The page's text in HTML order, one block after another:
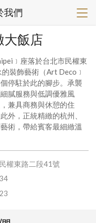
我們
大飯店
座落於台北市民權東
裝飾藝術（Art Deco﹞
停駐於此的腳步。承襲
膩服務與低調優雅風
兼具商務與休憩的住
外，正統精緻的杭州、
術，帶給賓客最細緻溫
權東路二段41號